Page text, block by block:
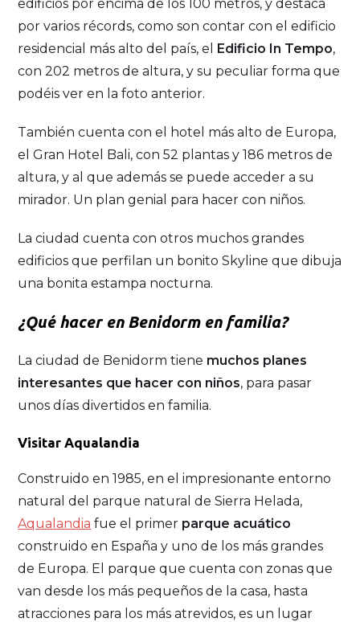
edificios por encima de los 100 metros, y destaca
por varios récords, como son contar con el edificio
residencial más alto del país, el Edificio In Tempo,
con 202 metros de altura, y su peculiar forma que
podéis ver en la foto anterior.
También cuenta con el hotel más alto de Europa,
el Gran Hotel Bali, con 52 plantas y 186 metros de
altura, y al que además se puede acceder a su
mirador. Un plan genial para hacer con niños.
La ciudad cuenta con otros muchos grandes
edificios que perfilan un bonito Skyline que dibuja
una bonita estampa nocturna.
¿Qué hacer en Benidorm en familia?
La ciudad de Benidorm tiene muchos planes
interesantes que hacer con niños, para pasar
unos días divertidos en familia.
Visitar Aqualandia
Construido en 1985, en el impresionante entorno
natural del parque natural de Sierra Helada,
Aqualandia fue el primer parque acuático
construido en España y uno de los más grandes
de Europa. El parque que cuenta con zonas que
van desde los más pequeños de la casa, hasta
atracciones para los más atrevidos, es un lugar